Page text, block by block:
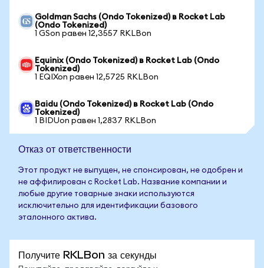
Goldman Sachs (Ondo Tokenized) в Rocket Lab
(Ondo Tokenized)
1 GSon равен 12,3557 RKLBon
Equinix (Ondo Tokenized) в Rocket Lab (Ondo
Tokenized)
1 EQIXon равен 12,5725 RKLBon
Baidu (Ondo Tokenized) в Rocket Lab (Ondo
Tokenized)
1 BIDUon равен 1,2837 RKLBon
Отказ от ответственности
Этот продукт не выпущен, не спонсирован, не одобрен и
не аффилирован с Rocket Lab. Название компании и
любые другие товарные знаки используются
исключительно для идентификации базового
эталонного актива.
Получите RKLBon за секунды